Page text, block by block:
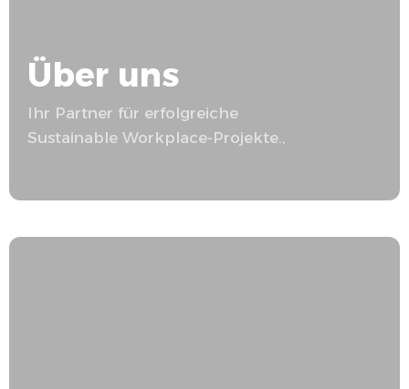
Über uns
Ihr Partner für erfolgreiche
Sustainable Workplace-Projekte.,